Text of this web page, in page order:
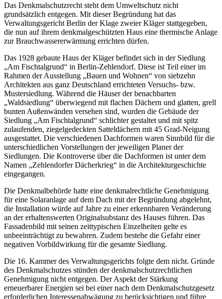
Das Denkmalschutzrecht steht dem Umweltschutz nicht
grundsätzlich entgegen. Mit dieser Begründung hat das
Verwaltungsgericht Berlin der Klage zweier Kläger stattgegeben,
die nun auf ihrem denkmalgeschützten Haus eine thermische Anlage
zur Brauchwassererwärmung errichten dürfen.
Das 1928 gebaute Haus der Kläger befindet sich in der Siedlung
„Am Fischtalgrund“ in Berlin-Zehlendorf. Diese ist Teil einer im
Rahmen der Ausstellung „Bauen und Wohnen“ von siebzehn
Architekten aus ganz Deutschland errichteten Versuchs- bzw.
Mustersiedlung. Während die Häuser der benachbarten
„Waldsiedlung“ überwiegend mit flachen Dächern und glatten, grell
bunten Außenwänden versehen sind, wurden die Gebäude der
Siedlung „Am Fischtalgrund“ schlichter gestaltet und mit spitz
zulaufenden, ziegelgedeckten Satteldächern mit 45 Grad-Neigung
ausgestattet. Die verschiedenen Dachformen waren Sinnbild für die
unterschiedlichen Vorstellungen der jeweiligen Planer der
Siedlungen. Die Kontroverse über die Dachformen ist unter dem
Namen „Zehlendorfer Dächerkrieg“ in die Architekturgeschichte
eingegangen.
Die Denkmalbehörde hatte eine denkmalrechtliche Genehmigung
für eine Solaranlage auf dem Dach mit der Begründung abgelehnt,
die Installation würde auf Jahre zu einer erkennbaren Veränderung
an der erhaltenswerten Originalsubstanz des Hauses führen. Das
Fassadenbild mit seinen zeittypischen Einzelheiten gelte es
unbeeinträchtigt zu bewahren. Zudem bestehe die Gefahr einer
negativen Vorbildwirkung für die gesamte Siedlung.
Die 16. Kammer des Verwaltungsgerichts folgte dem nicht. Gründe
des Denkmalschutzes stünden der denkmalschutzrechtlichen
Genehmigung nicht entgegen. Der Aspekt der Stärkung
erneuerbarer Energien sei bei einer nach dem Denkmalschutzgesetz
erforderlichen Interessenabwägung zu berücksichtigen und führe